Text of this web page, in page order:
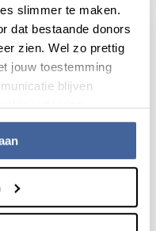
slimmer te maken.
dat bestaande donors
zien. Wel zo prettig
jouw toestemming
blijven